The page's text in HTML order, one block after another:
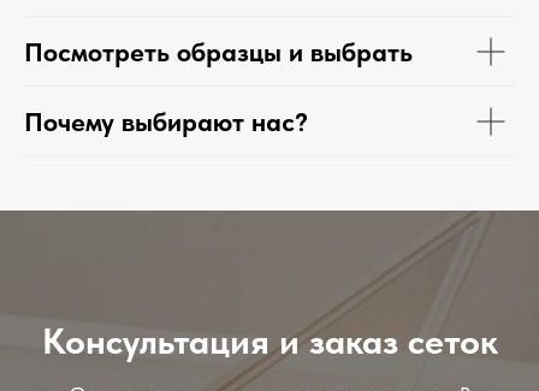
Посмотреть образцы и выбрать
Почему выбирают нас?
Консультация и заказ сеток